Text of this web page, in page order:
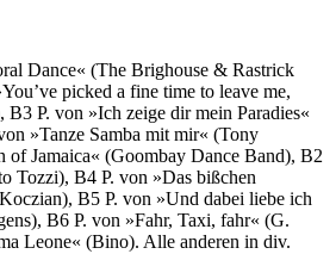
Dance« (The Brighouse & Rastrick
picked a fine time to leave me,
P. von »Ich zeige dir mein Paradies«
»Tanze Samba mit mir« (Tony
of Jamaica« (Goombay Dance Band), B2
Tozzi), B4 P. von »Das bißchen
B5 P. von »Und dabei liebe ich
B6 P. von »Fahr, Taxi, fahr« (G.
Leone« (Bino). Alle anderen in div.